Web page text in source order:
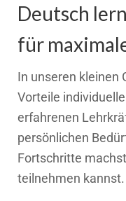
Deutsch
für
In unseren kleinen
Vorteile
erfahrenen
persönlichen
Fortschritte
teilnehmen kannst.